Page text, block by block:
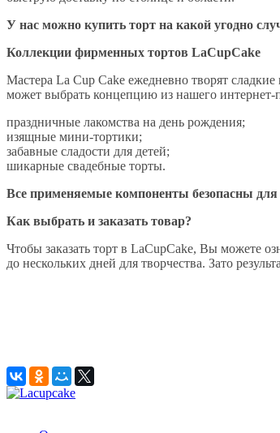
У нас можно купить торт на какой угодно
Коллекции фирменных тортов LaCupCake
Мастера La Cup Cake ежедневно творят
может выбрать концепцию из нашего
праздничные лакомства на день рождения;
изящные мини-тортики;
забавные сладости для детей;
шикарные свадебные торты.
Все применяемые компоненты безопасны
Как выбрать и заказать товар?
Чтобы заказать торт в LaCupCake, Вы можете
до нескольких дней для творчества. Зато